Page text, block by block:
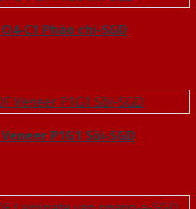
C1 Phào chi-SGD
P1G1 Sồi-SGD